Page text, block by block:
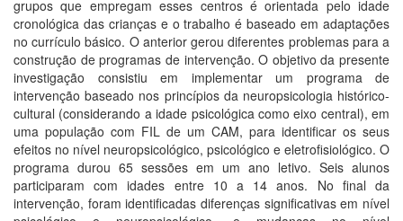
grupos que empregam esses centros é orientada pelo idade
cronológica das crianças e o trabalho é baseado em adaptações
no currículo básico. O anterior gerou diferentes problemas para a
construção de programas de intervenção. O objetivo da presente
investigação consistiu em implementar um programa de
intervenção baseado nos princípios da neuropsicologia histórico-
cultural (considerando a idade psicológica como eixo central), em
uma população com FIL de um CAM, para identificar os seus
efeitos no nível neuropsicológico, psicológico e eletrofisiológico. O
programa durou 65 sessões em um ano letivo. Seis alunos
participaram com idades entre 10 a 14 anos. No final da
intervenção, foram identificadas diferenças significativas em nível